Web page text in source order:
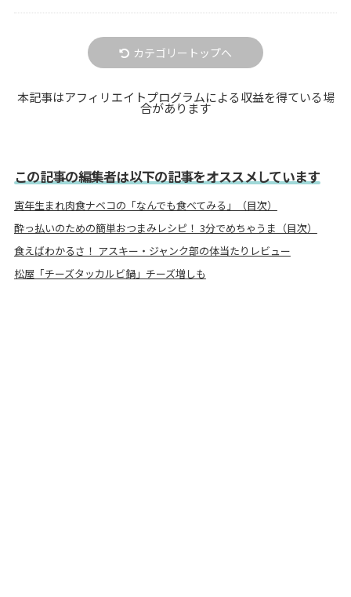
カテゴリートップへ
本記事はアフィリエイトプログラムによる収益を得ている場
合があります
この記事の編集者は以下の記事をオススメしています
寅年生まれ肉食ナベコの「なんでも食べてみる」（目次）
酔っ払いのための簡単おつまみレシピ！ 3分でめちゃうま（目次）
食えばわかるさ！ アスキー・ジャンク部の体当たりレビュー
松屋「チーズタッカルビ鍋」チーズ増しも